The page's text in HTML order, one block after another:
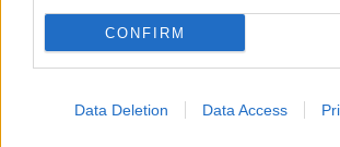
CONFIRM
Data Deletion Data Access